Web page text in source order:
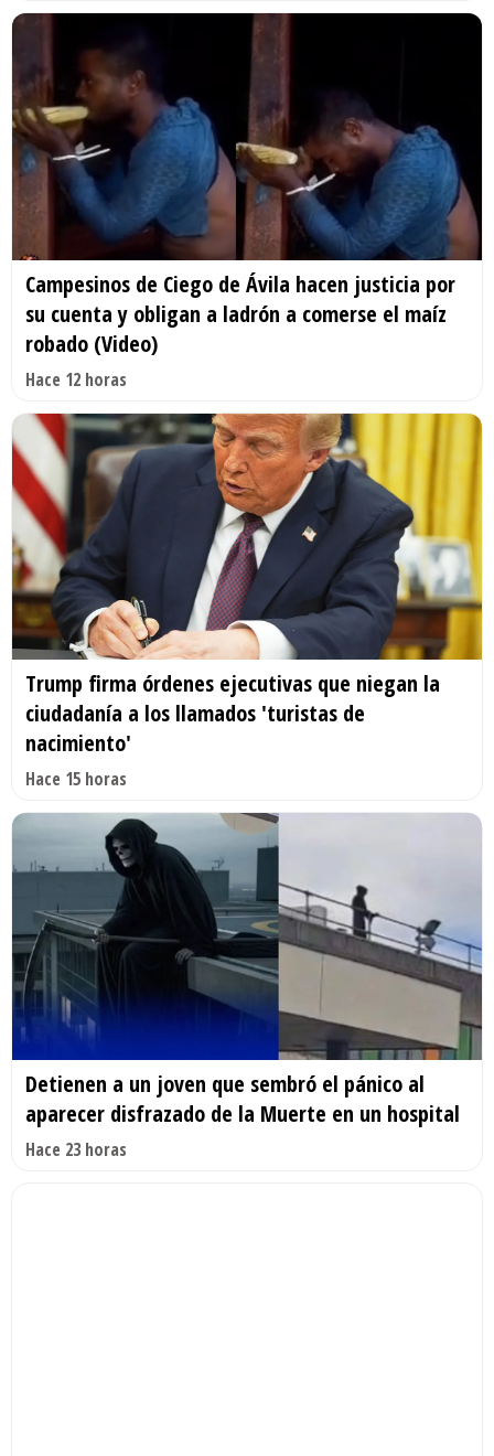
Campesinos de Ciego de Ávila hacen justicia por
su cuenta y obligan a ladrón a comerse el maíz
robado (Video)
Hace 12 horas
Trump firma órdenes ejecutivas que niegan la
ciudadanía a los llamados 'turistas de
nacimiento'
Hace 15 horas
Detienen a un joven que sembró el pánico al
aparecer disfrazado de la Muerte en un hospital
Hace 23 horas